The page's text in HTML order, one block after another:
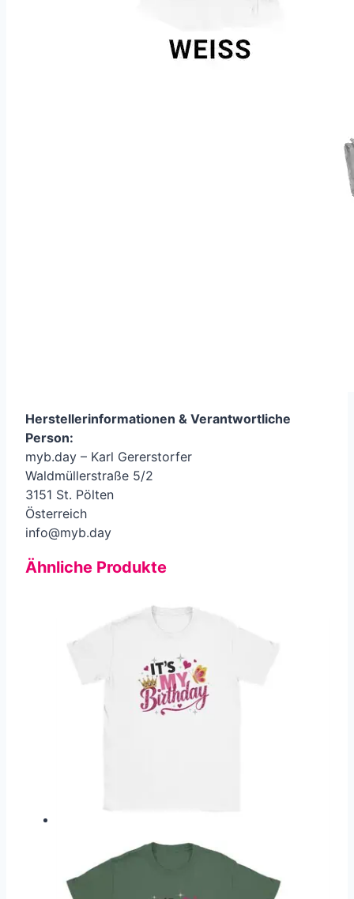
Herstellerinformationen & Verantwortliche
Person:
myb.day – Karl Gererstorfer
Waldmüllerstraße 5/2
3151 St. Pölten
Österreich
info@myb.day
Ähnliche Produkte